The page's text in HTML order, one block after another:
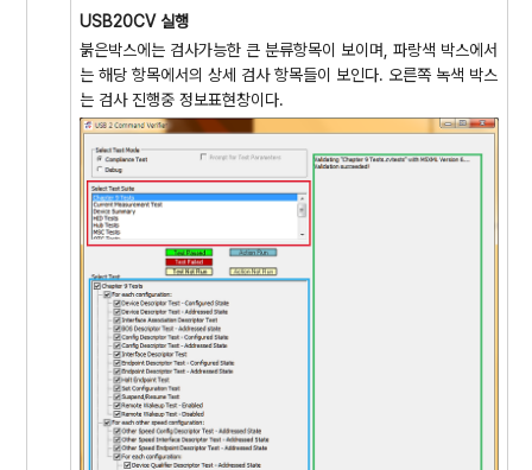
USB20CV 실행
붉은박스에는 검사가능한 큰 분류항목이 보이며, 파랑색 박스에서
는 해당 항목에서의 상세 검사 항목들이 보인다. 오른쪽 녹색 박스
는 검사 진행중 정보표현창이다.